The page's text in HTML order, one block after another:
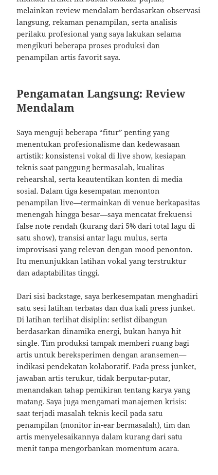
melainkan review mendalam berdasarkan observasi
langsung, rekaman penampilan, serta analisis
perilaku profesional yang saya lakukan selama
mengikuti beberapa proses produksi dan
penampilan artis favorit saya.
Pengamatan Langsung: Review
Mendalam
Saya menguji beberapa “fitur” penting yang
menentukan profesionalisme dan kedewasaan
artistik: konsistensi vokal di live show, kesiapan
teknis saat panggung bermasalah, kualitas
rehearshal, serta keautentikan konten di media
sosial. Dalam tiga kesempatan menonton
penampilan live—termainkan di venue berkapasitas
menengah hingga besar—saya mencatat frekuensi
false note rendah (kurang dari 5% dari total lagu di
satu show), transisi antar lagu mulus, serta
improvisasi yang relevan dengan mood penonton.
Itu menunjukkan latihan vokal yang terstruktur
dan adaptabilitas tinggi.
Dari sisi backstage, saya berkesempatan menghadiri
satu sesi latihan terbatas dan dua kali press junket.
Di latihan terlihat disiplin: setlist dibangun
berdasarkan dinamika energi, bukan hanya hit
single. Tim produksi tampak memberi ruang bagi
artis untuk bereksperimen dengan aransemen—
indikasi pendekatan kolaboratif. Pada press junket,
jawaban artis terukur, tidak berputar-putar,
menandakan tahap pemikiran tentang karya yang
matang. Saya juga mengamati manajemen krisis:
saat terjadi masalah teknis kecil pada satu
penampilan (monitor in-ear bermasalah), tim dan
artis menyelesaikannya dalam kurang dari satu
menit tanpa mengorbankan momentum acara.